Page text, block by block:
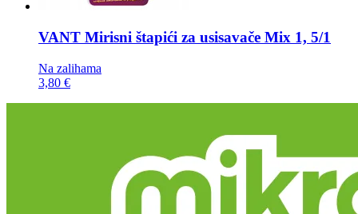
VANT Mirisni štapići za usisavače Mix 1, 5/1
Na zalihama
3,80 €